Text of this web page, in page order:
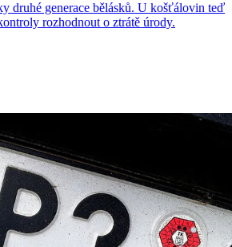
druhé generace bělásků. U košťálovin teď
rozhodnout o ztrátě úrody.